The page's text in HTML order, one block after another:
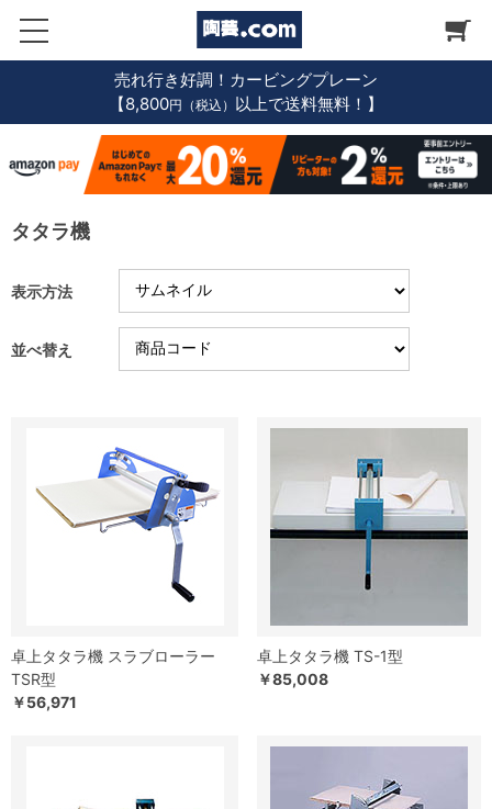
売れ行き好調！カービングプレーン
【8,800円（税込） 以上で送料無料！】
タタラ機
表示方法
並べ替え
卓上タタラ機 スラブローラー
TSR型
￥56,971
卓上タタラ機 TS-1型
￥85,008